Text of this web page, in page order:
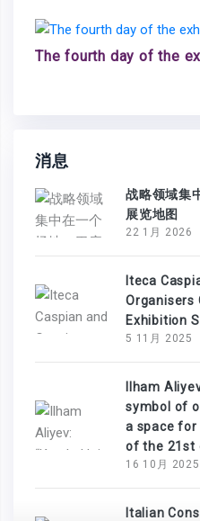
The fourth day of the
消息
战略领域集
展览地图
22 1月 2026
Iteca
Organisers
Exhibition
5 11月 2025
Ilham
symbol of
a space
of the 21st
16 10月 2025
Italian